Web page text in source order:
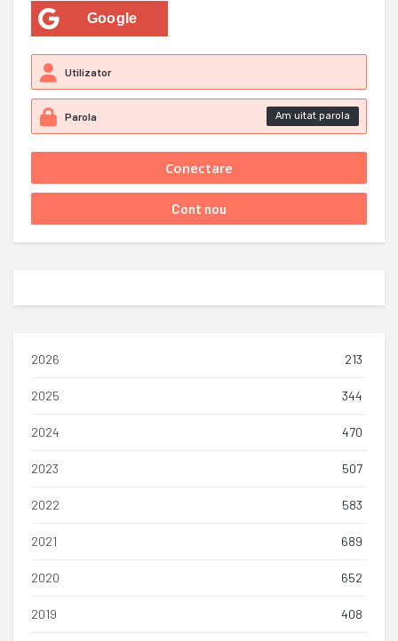
Google
Am uitat parola
2026 213
2025 344
2024 470
2023 507
2022 583
2021 689
2020 652
2019 408